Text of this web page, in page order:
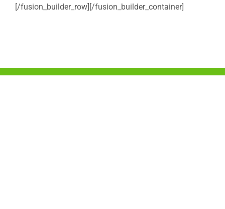
[/fusion_builder_row][/fusion_builder_container]